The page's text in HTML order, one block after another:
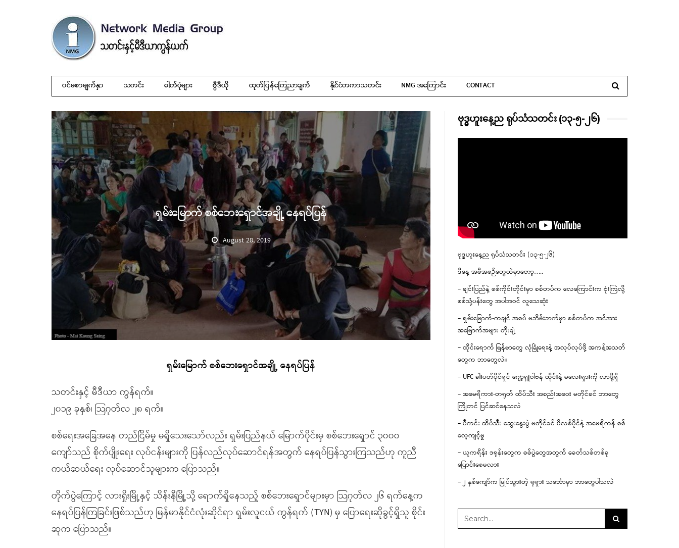
ပင်မစာမျက်နှာ သတင်း ဓါတ်ပုံများ ဗွီဒီယို ထုတ်ပြန်ကြေညာချက် နိုင်ငံတကာသတင်း NMG အကြောင်း CONTACT
ရှမ်းမြောက် စစ်ဘေးရှောင်အချို့ နေရပ်ပြန်
August 28, 2019
ရှမ်းမြောက် စစ်ဘေးရှောင်အချို့ နေရပ်ပြန်
သတင်းနှင့် မီဒီယာ ကွန်ရက်။
၂၀၁၉ ခုနှစ်၊ သြဂုတ်လ ၂၈ ရက်။
စစ်ရေးအခြေအနေ တည်ငြိမ်မှု မရှိသေးသော်လည်း ရှမ်းပြည်နယ် မြောက်ပိုင်းမှ စစ်ဘေးရှောင် ၃၀၀၀
ကျော်သည် စိုက်ပျိုးရေး လုပ်ငန်းများကို ပြန်လည်လုပ်ဆောင်ရန်အတွက် နေရပ်ပြန်သွားကြသည်ဟု ကူညီ
ကယ်ဆယ်ရေး လုပ်ဆောင်သူများက ပြောသည်။
တိုက်ပွဲကြောင့် လားရှိုးမြို့နှင့် သိန်းနီမြို့သို့ ရောက်ရှိနေသည့် စစ်ဘေးရှောင်များမှာ သြဂုတ်လ ၂၆ ရက်နေ့က
နေရပ်ပြန်ကြခြင်းဖြစ်သည်ဟု မြန်မာနိုင်ငံလုံးဆိုင်ရာ ရှမ်းလူငယ် ကွန်ရက် (TYN) မှ ပြောရေးဆိုခွင့်ရှိသူ စိုင်း
ဆုက ပြောသည်။
ဗုဒ္ဓဟူးနေ့ည ရုပ်သံသတင်း (၁၃-၅-၂၆)
ဗုဒ္ဓဟူးနေ့ည ရုပ်သံသတင်း (၁၃-၅-၂၆)
ဒီနေ့ အစီအစဉ်တွေထဲမှာတော့…..
– ချင်းပြည်နဲ့ စစ်ကိုင်းတိုင်းမှာ စစ်တပ်က လေကြောင်းက ဗုံးကြဲလို့
စစ်သုံ့ပန်းတွေ အပါအဝင် လူသေဆုံး
– ရှမ်းမြောက်-ကချင် အစပ် မဘိမ်းဘက်မှာ စစ်တပ်က အင်အား
အမြောက်အများ တိုးချဲ့
– ထိုင်းရောက် မြန်မာတွေ လုံခြုံရေးနဲ့ အလုပ်လုပ်ဖို့ အကန့်အသတ်
တွေက ဘာတွေလဲ။
– UFC ခါးပတ်ပိုင်ရှင် ဂျော့ရှူဝါဗန် ထိုင်းနဲ့ မလေးရှားကို လာဖို့ရှိ
– အမေရိကား-တရုတ် ထိပ်သီး အစည်းအဝေး မတိုင်ခင် ဘာတွေ
ကြိုတင် ပြင်ဆင်နေသလဲ
– ပီကင်း ထိပ်သီး ဆွေးနွေးပွဲ မတိုင်ခင် ဖိလစ်ပိုင်နဲ့ အမေရိကန် စစ်
လေ့ကျင့်မှု
– ယူကရိန်း ဒရုန်းတွေက စစ်ပွဲတွေအတွက် ခေတ်သစ်တစ်ခု
ပြောင်းစေမလား
– ၂ နှစ်ကျော်က မြုပ်သွားတဲ့ ရုရှား သင်္ဘောမှာ ဘာတွေပါသလဲ